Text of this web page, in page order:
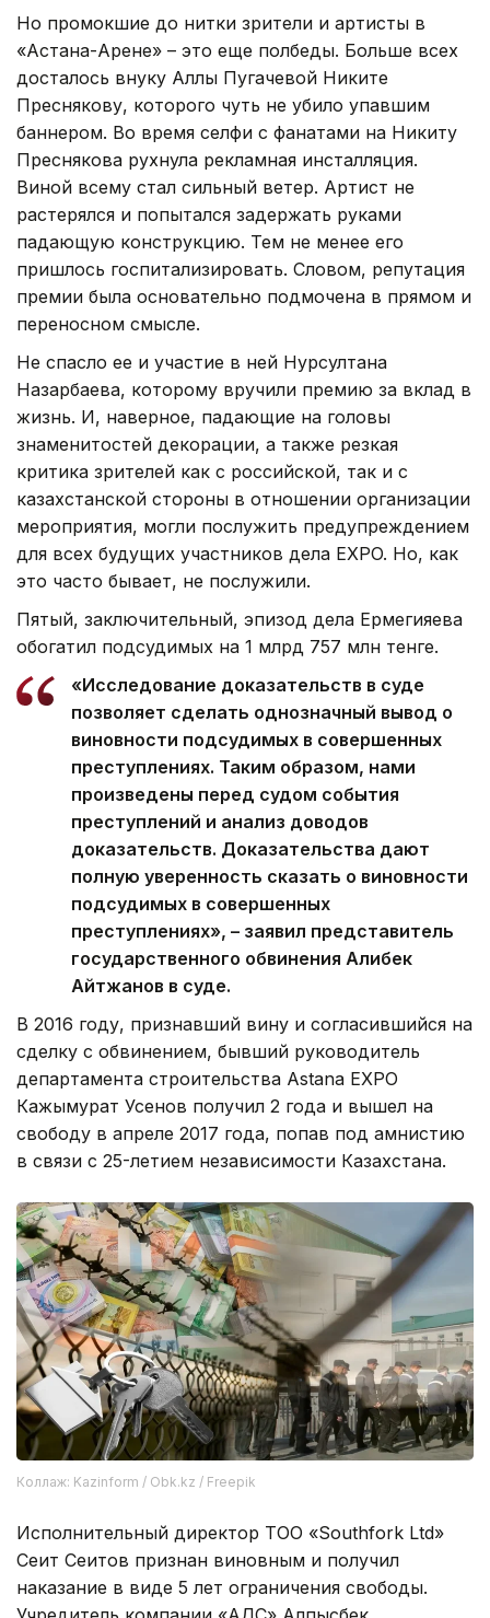
Но промокшие до нитки зрители и артисты в
«Астана-Арене» – это еще полбеды. Больше всех
досталось внуку Аллы Пугачевой Никите
Преснякову, которого чуть не убило упавшим
баннером. Во время селфи с фанатами на Никиту
Преснякова рухнула рекламная инсталляция.
Виной всему стал сильный ветер. Артист не
растерялся и попытался задержать руками
падающую конструкцию. Тем не менее его
пришлось госпитализировать. Словом, репутация
премии была основательно подмочена в прямом и
переносном смысле.
Не спасло ее и участие в ней Нурсултана
Назарбаева, которому вручили премию за вклад в
жизнь. И, наверное, падающие на головы
знаменитостей декорации, а также резкая
критика зрителей как с российской, так и с
казахстанской стороны в отношении организации
мероприятия, могли послужить предупреждением
для всех будущих участников дела EXPO. Но, как
это часто бывает, не послужили.
Пятый, заключительный, эпизод дела Ермегияева
обогатил подсудимых на 1 млрд 757 млн тенге.
«Исследование доказательств в суде
позволяет сделать однозначный вывод о
виновности подсудимых в совершенных
преступлениях. Таким образом, нами
произведены перед судом события
преступлений и анализ доводов
доказательств. Доказательства дают
полную уверенность сказать о виновности
подсудимых в совершенных
преступлениях», – заявил представитель
государственного обвинения Алибек
Айтжанов в суде.
В 2016 году, признавший вину и согласившийся на
сделку с обвинением, бывший руководитель
департамента строительства Astana EXPO
Кажымурат Усенов получил 2 года и вышел на
свободу в апреле 2017 года, попав под амнистию
в связи с 25-летием независимости Казахстана.
Коллаж: Kazinform / Obk.kz / Freepik
Исполнительный директор ТОО «Southfork Ltd»
Сеит Сеитов признан виновным и получил
наказание в виде 5 лет ограничения свободы.